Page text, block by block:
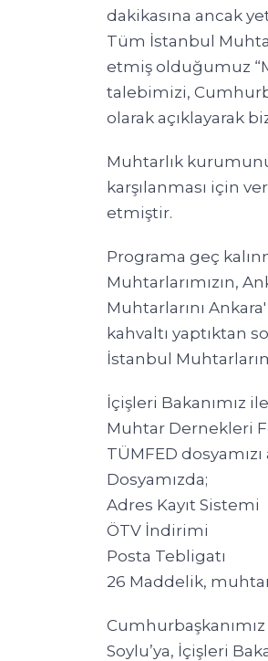
dakikasına ancak
Tüm İstanbul
etmiş olduğumuz
talebimizi,
olarak açıklayarak
Muhtarlık
karşılanması için
etmiştir.
Programa geç
Muhtarlarımızın,
Muhtarlarını
kahvaltı yaptıktan
İstanbul
İçişleri Bakanımız
Muhtar Dernekleri
TÜMFED
Dosyamızda;
Adres Kayıt Sistemi
ÖTV İndirimi
Posta Tebligatı
26 Maddelik,
Soylu’ya, İçişleri